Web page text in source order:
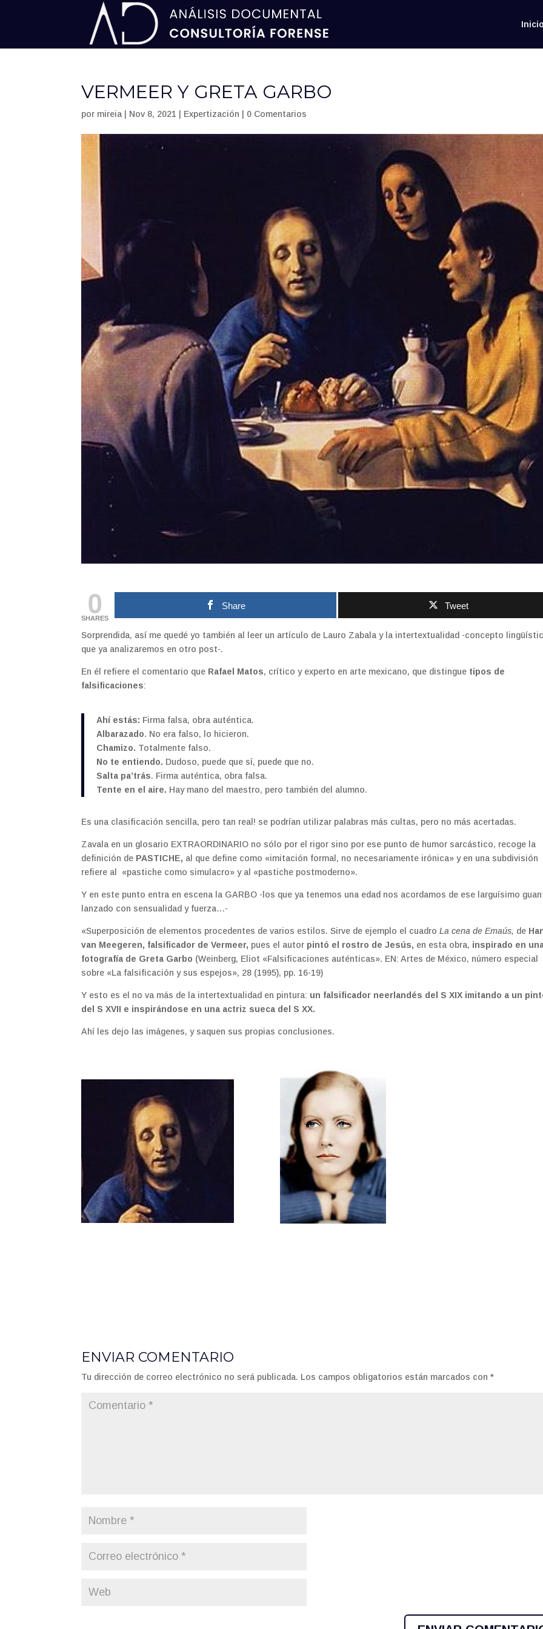
VERMEER Y GRETA GARBO
por mireia Nov 8, 2021 Expertización 0 Comentarios
0
SHARES
Share Tweet
Sorprendida, así me quedé yo también al leer un artículo de Lauro Zabala y la intertextualidad -concepto
que ya analizaremos en otro post-.
En él refiere el comentario que Rafael Matos, crítico y experto en arte mexicano, que distingue tipos de
falsificaciones:
Ahí estás: Firma falsa, obra auténtica.
Albarazado. No era falso, lo hicieron.
Chamizo. Totalmente falso.
No te entiendo. Dudoso, puede que sí, puede que no.
Salta pa’trás. Firma auténtica, obra falsa.
Tente en el aire. Hay mano del maestro, pero también del alumno.
Es una clasificación sencilla, pero tan real! se podrían utilizar palabras más cultas, pero no más acertadas.
Zavala en un glosario EXTRAORDINARIO no sólo por el rigor sino por ese punto de humor sarcástico, recoge la
definición de PASTICHE, al que define como «imitación formal, no necesariamente irónica» y en una subdivisión
refiere al «pastiche como simulacro» y al «pastiche postmoderno».
Y en este punto entra en escena la GARBO -los que ya tenemos una edad nos acordamos de ese larguísimo
lanzado con sensualidad y fuerza…-
«Superposición de elementos procedentes de varios estilos. Sirve de ejemplo el cuadroLa cena de Emaús, de
van Meegeren, falsificador de Vermeer, pues el autor pintó el rostro de Jesús, en esta obra, inspirado en
fotografía de Greta Garbo (Weinberg, Eliot «Falsificaciones auténticas». EN: Artes de México, número especial
sobre «La falsificación y sus espejos», 28 (1995), pp. 16-19)
Y esto es el no va más de la intertextualidad en pintura: un falsificador neerlandés del S XIX imitando a un
del S XVII e inspirándose en una actriz sueca del S XX.
Ahí les dejo las imágenes, y saquen sus propias conclusiones.
ENVIAR COMENTARIO
Tu dirección de correo electrónico no será publicada. Los campos obligatorios están marcados con*